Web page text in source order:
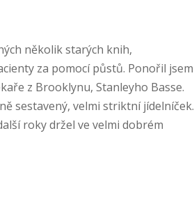
několik starých knih,
za pomocí půstů. Ponořil jsem
z Brooklynu, Stanleyho Basse.
sestavený, velmi striktní jídelníček.
roky držel ve velmi dobrém